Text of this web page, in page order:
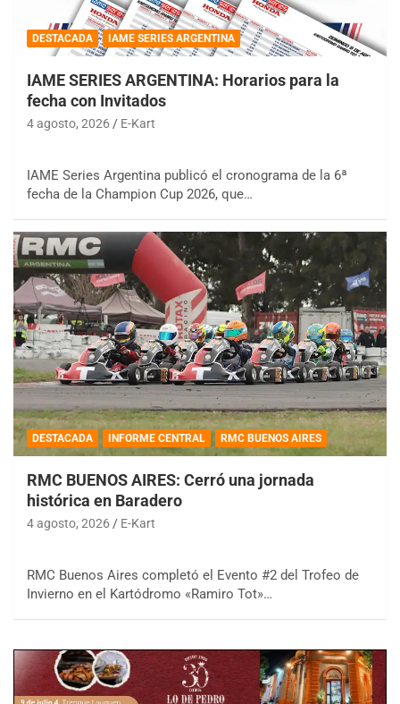
DESTACADA IAME SERIES ARGENTINA
IAME SERIES ARGENTINA: Horarios para la
fecha con Invitados
4 agosto, 2026 E-Kart
IAME Series Argentina publicó el cronograma de la 6ª
fecha de la Champion Cup 2026, que…
DESTACADA INFORME CENTRAL RMC BUENOS AIRES
RMC BUENOS AIRES: Cerró una jornada
histórica en Baradero
4 agosto, 2026 E-Kart
RMC Buenos Aires completó el Evento #2 del Trofeo de
Invierno en el Kartódromo «Ramiro Tot»…